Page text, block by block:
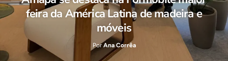
feira da América Latina de madeira e
móveis
PorAna Corrêa